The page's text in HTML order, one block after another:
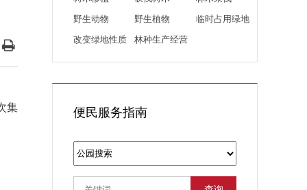
集
野生动物
野生植物
临时占用绿地
改变绿地性质
林种生产经营
便民服务指南